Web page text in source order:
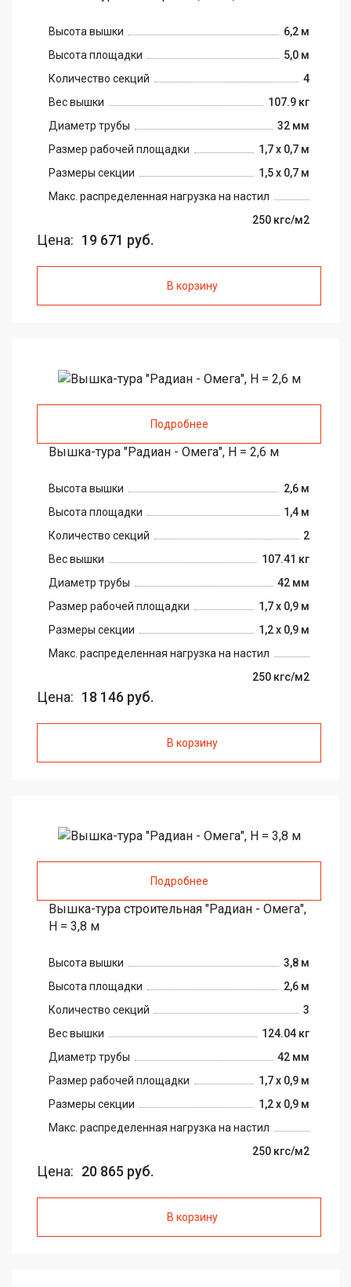
Высота вышки
6,2 м
Высота площадки
5,0 м
Количество секций
4
Вес вышки
107.9 кг
Диаметр трубы
32 мм
Размер рабочей площадки
1,7 х 0,7 м
Размеры секции
1,5 х 0,7 м
Макс. распределенная нагрузка на настил
250 кгс/м2
Цена: 19 671 руб.
В корзину
Подробнее
Вышка-тура "Радиан - Омега", H = 2,6 м
Высота вышки
2,6 м
Высота площадки
1,4 м
Количество секций
2
Вес вышки
107.41 кг
Диаметр трубы
42 мм
Размер рабочей площадки
1,7 х 0,9 м
Размеры секции
1,2 х 0,9 м
Макс. распределенная нагрузка на настил
250 кгс/м2
Цена: 18 146 руб.
В корзину
Подробнее
Вышка-тура строительная "Радиан - Омега",
H = 3,8 м
Высота вышки
3,8 м
Высота площадки
2,6 м
Количество секций
3
Вес вышки
124.04 кг
Диаметр трубы
42 мм
Размер рабочей площадки
1,7 х 0,9 м
Размеры секции
1,2 х 0,9 м
Макс. распределенная нагрузка на настил
250 кгс/м2
Цена: 20 865 руб.
В корзину